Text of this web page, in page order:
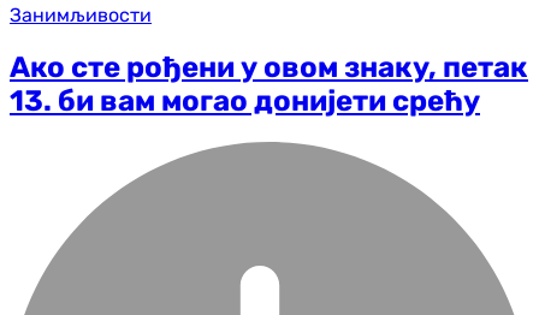
Занимљивости
Ако сте рођени у овом знаку, петак
13. би вам могао донијети срећу